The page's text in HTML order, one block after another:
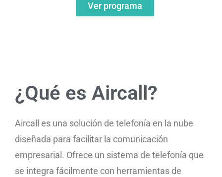
Ver programa
¿Qué es Aircall?
Aircall es una solución de telefonía en la nube
diseñada para facilitar la comunicación
empresarial. Ofrece un sistema de telefonía que
se integra fácilmente con herramientas de